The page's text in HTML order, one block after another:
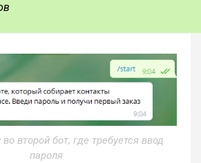
второй бот, где требуется ввод
пароля